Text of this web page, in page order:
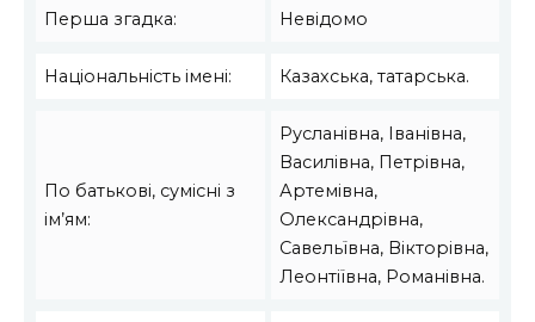
Перша згадка: Невідомо
Національність імені: Казахська, татарська.
По батькові, сумісні з
ім’ям:
Русланівна, Іванівна,
Василівна, Петрівна,
Артемівна,
Олександрівна,
Савельївна, Вікторівна,
Леонтіївна, Романівна.